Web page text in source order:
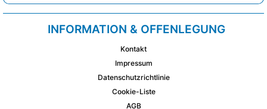
INFORMATION & OFFENLEGUNG
Kontakt
Impressum
Datenschutzrichtlinie
Cookie-Liste
AGB